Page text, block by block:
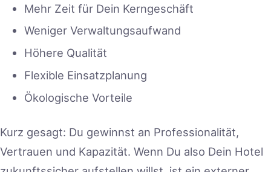
Mehr Zeit für Dein Kerngeschäft
Weniger Verwaltungsaufwand
Höhere Qualität
Flexible Einsatzplanung
Ökologische Vorteile
Kurz gesagt: Du gewinnst an Professionalität,
Vertrauen und Kapazität. Wenn Du also Dein Hotel